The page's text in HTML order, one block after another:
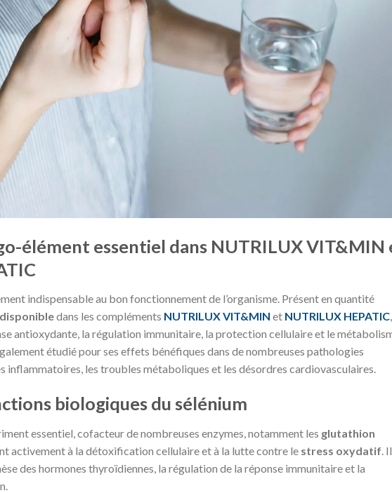
élément essentiel dans NUTRILUX VIT&MIN
indispensable au bon fonctionnement de l’organisme. Présent en quantité
dans les compléments NUTRILUX VIT&MIN et NUTRILUX HEPATIC
antioxydante, la régulation immunitaire, la protection cellulaire et le
étudié pour ses effets bénéfiques dans de nombreuses pathologies
inflammatoires, les troubles métaboliques et les désordres cardiovasculaires.
biologiques du sélénium
essentiel, cofacteur de nombreuses enzymes, notamment les glutathion
activement à la détoxification cellulaire et à la lutte contre le stress oxydatif. Il
des hormones thyroïdiennes, la régulation de la réponse immunitaire et la